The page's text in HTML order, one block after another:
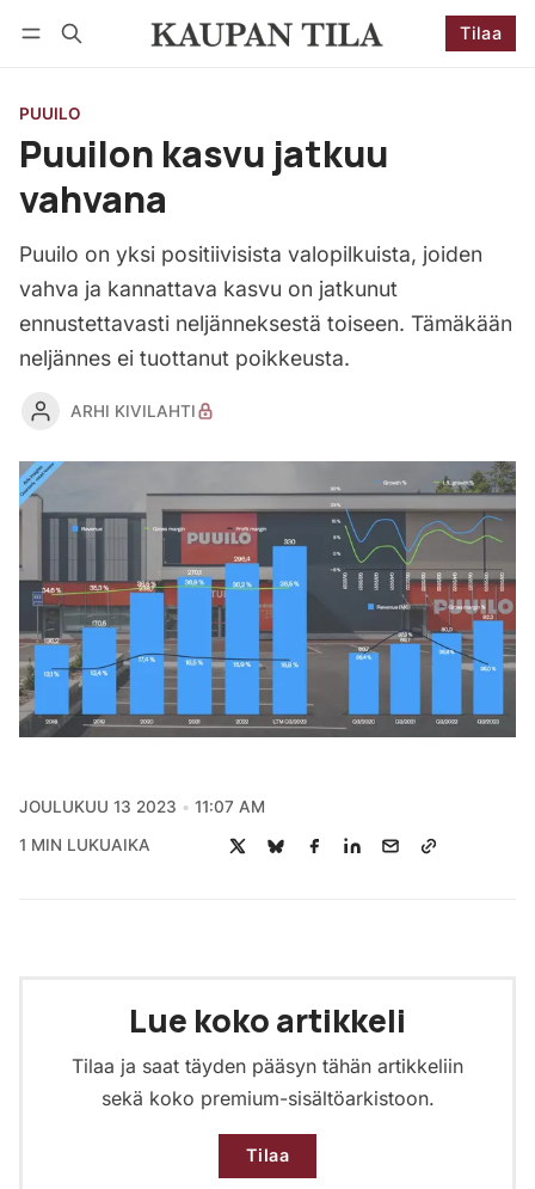
Tilaa
PUUILO
Puuilon kasvu jatkuu
vahvana
Puuilo on yksi positiivisista valopilkuista, joiden
vahva ja kannattava kasvu on jatkunut
ennustettavasti neljänneksestä toiseen. Tämäkään
neljännes ei tuottanut poikkeusta.
ARHI KIVILAHTI
JOULUKUU 13 2023 11:07 AM
1 MIN LUKUAIKA
Lue koko artikkeli
Tilaa ja saat täyden pääsyn tähän artikkeliin
sekä koko premium-sisältöarkistoon.
Tilaa